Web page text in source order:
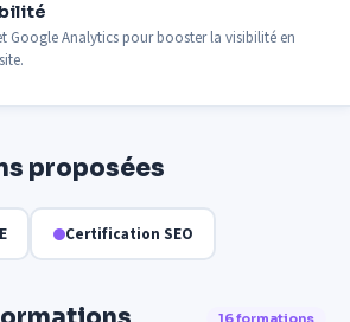
Google Analytics pour booster la visibilité en
proposées
Certification SEO
16 formations